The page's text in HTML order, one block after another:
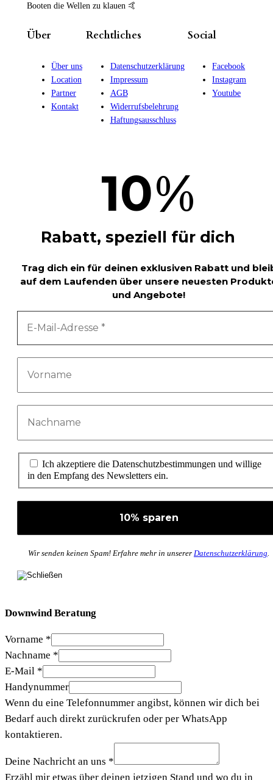
Booten die Wellen zu klauen 🤙
Über
Über uns
Location
Partner
Kontakt
Rechtliches
Datenschutzerklärung
Impressum
AGB
Widerrufsbelehrung
Haftungsausschluss
Social
Facebook
Instagram
Youtube
10%
Rabatt, speziell für dich
Trag dich ein für deinen exklusiven Rabatt und
auf dem Laufenden über unsere neuesten
und Angebote!
Ich akzeptiere die Datenschutzbestimmungen und willige
in den Empfang des Newsletters ein.
Wir senden keinen Spam! Erfahre mehr in unserer Datenschutzerklärung.
Downwind Beratung
Vorname *
Nachname *
E-Mail *
Handynummer
Wenn du eine Telefonnummer angibst, können wir dich bei
Bedarf auch direkt zurückrufen oder per WhatsApp
kontaktieren.
Deine Nachricht an uns *
Erzähl mir etwas über deinen jetzigen Stand und wo du in